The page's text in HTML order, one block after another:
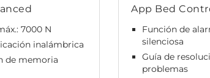
7000 N
inalámbrica
de memoria
App Bed
Función de
silenciosa
Guía de
problemas